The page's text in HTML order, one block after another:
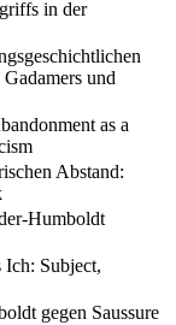
in der
und
as a
Abstand:
Humboldt
Subject,
gegen Saussure